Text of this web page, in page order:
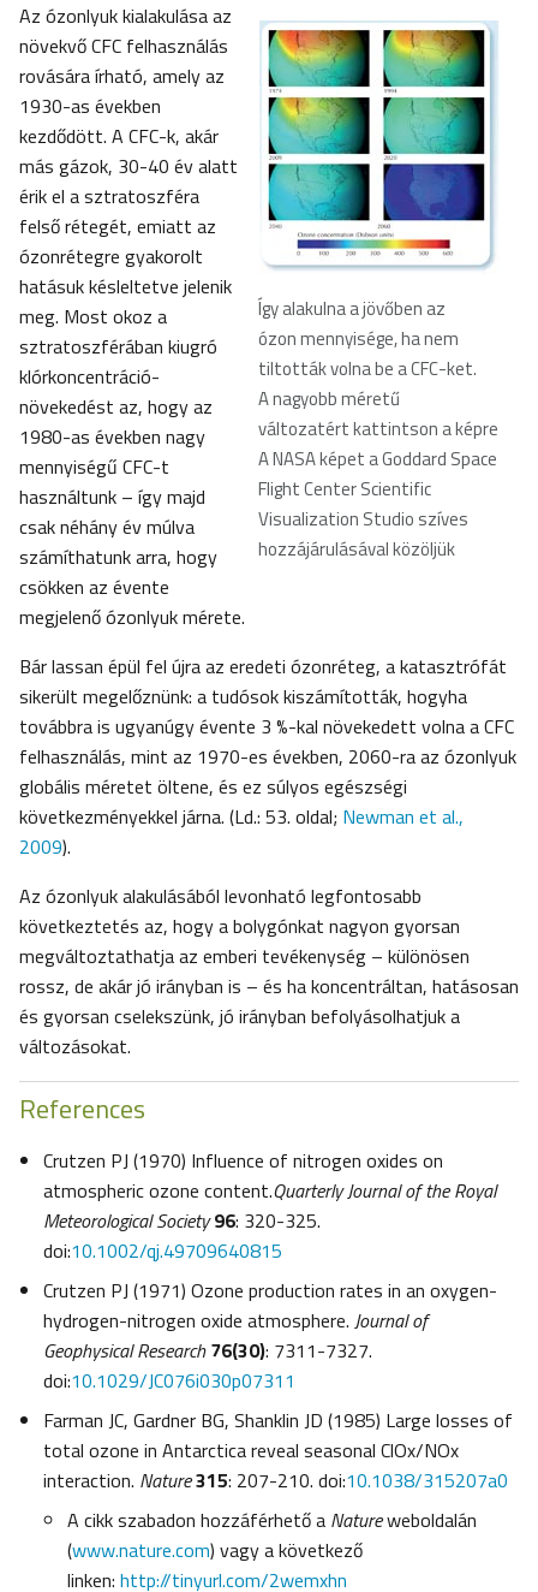
Így alakulna a jövőben az
ózon mennyisége, ha nem
tiltották volna be a CFC-ket.
A nagyobb méretű
változatért kattintson a képre
A NASA képet a Goddard Space
Flight Center Scientific
Visualization Studio szíves
hozzájárulásával közöljük
Az ózonlyuk kialakulása az
növekvő CFC felhasználás
rovására írható, amely az
1930-as években
kezdődött. A CFC-k, akár
más gázok, 30-40 év alatt
érik el a sztratoszféra
felső rétegét, emiatt az
ózonrétegre gyakorolt
hatásuk késleltetve jelenik
meg. Most okoz a
sztratoszférában kiugró
klórkoncentráció-
növekedést az, hogy az
1980-as években nagy
mennyiségű CFC-t
használtunk – így majd
csak néhány év múlva
számíthatunk arra, hogy
csökken az évente
megjelenő ózonlyuk mérete.
Bár lassan épül fel újra az eredeti ózonréteg, a katasztrófát
sikerült megelőznünk: a tudósok kiszámították, hogyha
továbbra is ugyanúgy évente 3 %-kal növekedett volna a CFC
felhasználás, mint az 1970-es években, 2060-ra az ózonlyuk
globális méretet öltene, és ez súlyos egészségi
következményekkel járna. (Ld.: 53. oldal; Newman et al.,
2009).
Az ózonlyuk alakulásából levonható legfontosabb
következtetés az, hogy a bolygónkat nagyon gyorsan
megváltoztathatja az emberi tevékenység – különösen
rossz, de akár jó irányban is – és ha koncentráltan, hatásosan
és gyorsan cselekszünk, jó irányban befolyásolhatjuk a
változásokat.
References
Crutzen PJ (1970) Influence of nitrogen oxides on
atmospheric ozone content.Quarterly Journal of the Royal
Meteorological Society 96: 320-325.
doi:10.1002/qj.49709640815
Crutzen PJ (1971) Ozone production rates in an oxygen-
hydrogen-nitrogen oxide atmosphere. Journal of
Geophysical Research 76(30): 7311-7327.
doi:10.1029/JC076i030p07311
Farman JC, Gardner BG, Shanklin JD (1985) Large losses of
total ozone in Antarctica reveal seasonal ClOx/NOx
interaction. Nature315: 207-210. doi:10.1038/315207a0
A cikk szabadon hozzáférhető a Natureweboldalán
(www.nature.com) vagy a következő
linken: http://tinyurl.com/2wemxhn